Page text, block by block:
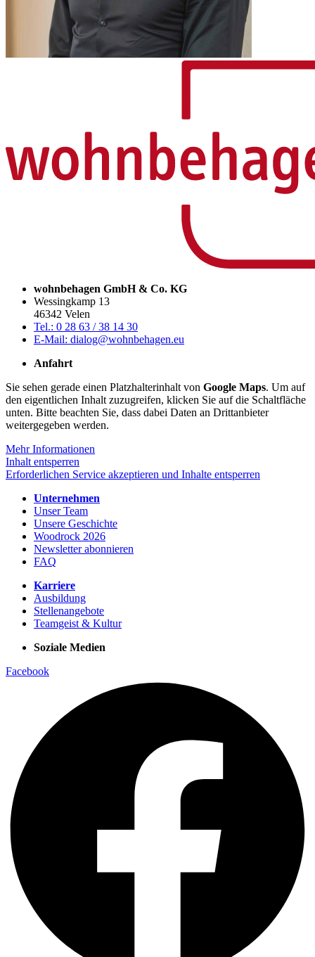
wohnbehagen GmbH & Co. KG
Wessingkamp 13
46342 Velen
Tel.: 0 28 63 / 38 14 30
E-Mail: dialog@wohnbehagen.eu
Anfahrt
Sie sehen gerade einen Platzhalterinhalt von Google Maps. Um auf
den eigentlichen Inhalt zuzugreifen, klicken Sie auf die Schaltfläche
unten. Bitte beachten Sie, dass dabei Daten an Drittanbieter
weitergegeben werden.
Mehr Informationen
Inhalt entsperren
Erforderlichen Service akzeptieren und Inhalte entsperren
Unternehmen
Unser Team
Unsere Geschichte
Woodrock 2026
Newsletter abonnieren
FAQ
Karriere
Ausbildung
Stellenangebote
Teamgeist & Kultur
Soziale Medien
Facebook